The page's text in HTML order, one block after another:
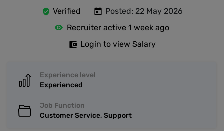
Verified
Posted: 22 May 2026
Recruiter active 1 week ago
Login to view Salary
Experience level
Experienced
Job Function
Customer Service, Support